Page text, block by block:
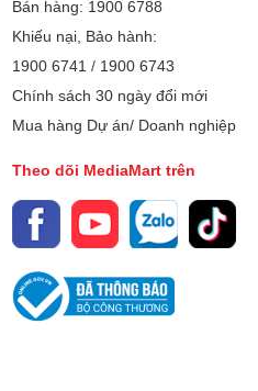
Bán hàng: 1900 6788
Khiếu nại, Bảo hành:
1900 6741 / 1900 6743
Chính sách 30 ngày đổi mới
Mua hàng Dự án/ Doanh nghiệp
Theo dõi MediaMart trên